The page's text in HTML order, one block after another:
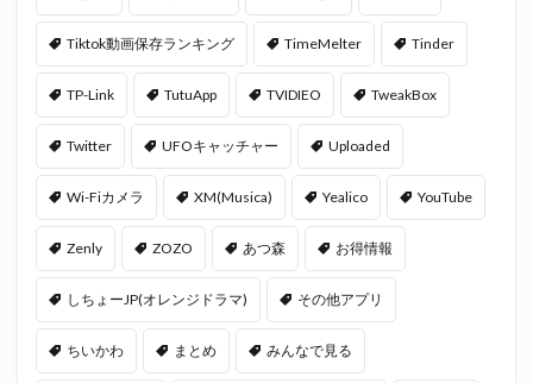
Tiktok動画保存ランキング TimeMelter Tinder
TP-Link TutuApp TVIDIEO TweakBox
Twitter UFOキャッチャー Uploaded
Wi-Fiカメラ XM(Musica) Yealico YouTube
Zenly ZOZO あつ森 お得情報
しちょーJP(オレンジドラマ) その他アプリ
ちいかわ まとめ みんなで見る